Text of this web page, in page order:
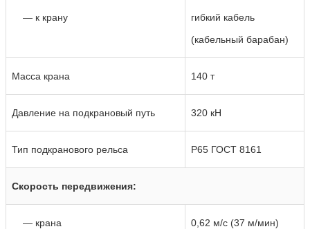
— к крану
гибкий кабель
(кабельный барабан)
Масса крана 140 т
Давление на подкрановый путь 320 кН
Тип подкранового рельса P65 ГОСТ 8161
Скорость передвижения:
— крана 0,62 м/с (37 м/мин)